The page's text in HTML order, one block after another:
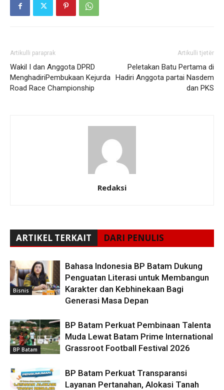
Artikulli paraprak
Wakil I dan Anggota DPRD
MenghadiriPembukaan Kejurda
Road Race Championship
Artikulli tjetër
Peletakan Batu Pertama di
Hadiri Anggota partai Nasdem
dan PKS
Redaksi
ARTIKEL TERKAIT DARI PENULIS
Bisnis
Bahasa Indonesia BP Batam Dukung
Penguatan Literasi untuk Membangun
Karakter dan Kebhinekaan Bagi
Generasi Masa Depan
BP Batam
BP Batam Perkuat Pembinaan Talenta
Muda Lewat Batam Prime International
Grassroot Football Festival 2026
BP Batam Perkuat Transparansi
Layanan Pertanahan, Alokasi Tanah